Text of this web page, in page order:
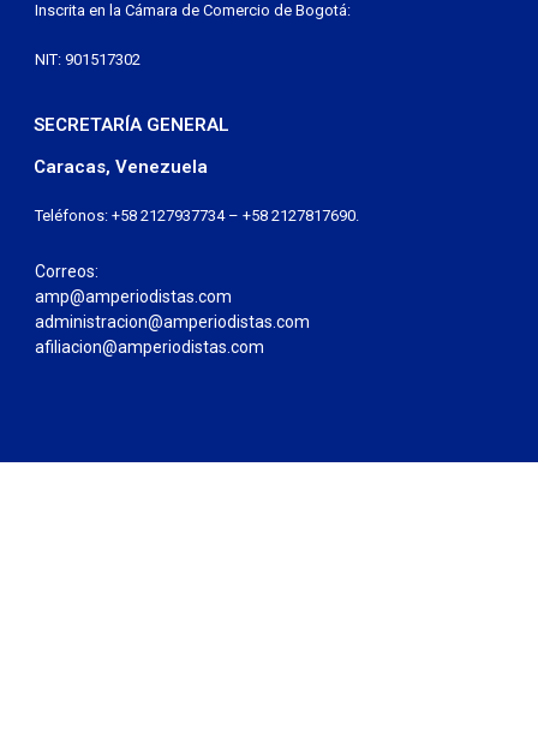
Inscrita en la Cámara de Comercio de Bogotá:
NIT: 901517302
SECRETARÍA GENERAL
Caracas, Venezuela
Teléfonos: +58 2127937734 – +58 2127817690.
Correos:
amp@amperiodistas.com
administracion@amperiodistas.com
afiliacion@amperiodistas.com